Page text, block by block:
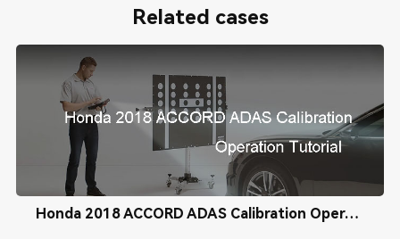
Related cases
Honda 2018 ACCORD ADAS Calibration Operation Tutorial